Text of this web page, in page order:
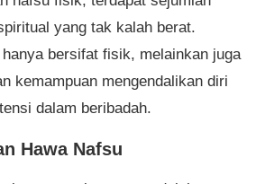
yang tak kalah berat.
bersifat fisik, melainkan juga
kemampuan mengendalikan diri
dalam beribadah.
Hawa Nafsu